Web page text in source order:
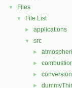
▼ Files
▼ File List
► applications
▼ src
►
►
► conversion
►